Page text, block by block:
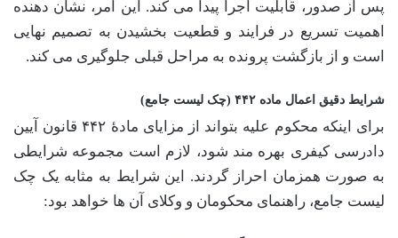
پس از صدور، قابلیت اجرا پیدا می کند. این امر، نشان دهنده
اهمیت تسریع در فرایند و قطعیت بخشیدن به تصمیم نهایی
است و از بازگشت پرونده به مراحل قبلی جلوگیری می کند.
شرایط دقیق اعمال ماده ۴۴۲ (چک لیست جامع)
برای اینکه محکوم علیه بتواند از مزایای مادۀ ۴۴۲ قانون آیین
دادرسی کیفری بهره مند شود، لازم است مجموعه شرایطی
به صورت همزمان احراز گردند. این شرایط به مثابه یک چک
لیست جامع، راهنمای محکومان و وکلای آن ها خواهد بود: